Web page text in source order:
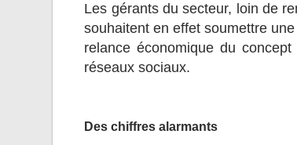
Les gérants du secteur, loin de
souhaitent en effet soumettre
relance économique du
réseaux sociaux.
Des chiffres alarmants